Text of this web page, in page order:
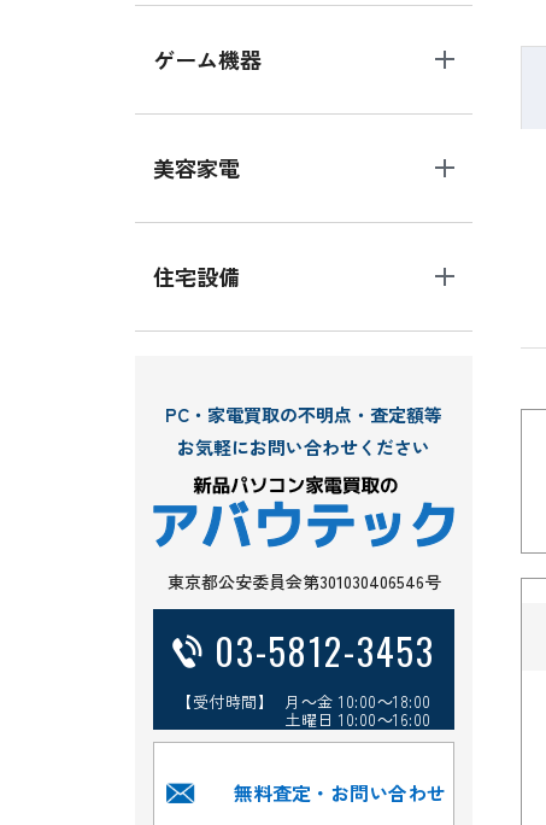
ゲーム機器
美容家電
住宅設備
PC・家電買取の不明点・査定額等
お気軽にお問い合わせください
東京都公安委員会第301030406546号
03-5812-3453
【受付時間】 月～金 10:00～18:00
土曜日 10:00～16:00
無料査定・お問い合わせ